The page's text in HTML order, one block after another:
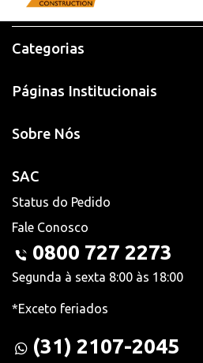
Categorias
Páginas Institucionais
Sobre Nós
SAC
Status do Pedido
Fale Conosco
0800 727 2273
Segunda à sexta 8:00 às 18:00
*Exceto feriados
(31) 2107-2045